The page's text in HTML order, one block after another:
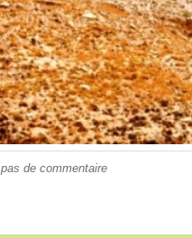
pas de commentaire